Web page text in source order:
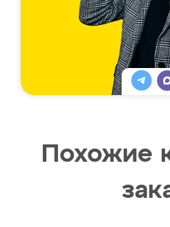
Похожие